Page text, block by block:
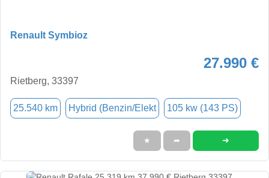
Renault Symbioz
27.990 €
Rietberg, 33397
25.540 km Hybrid (Benzin/Elekt 105 kw (143 PS)
★ ➦ ➜